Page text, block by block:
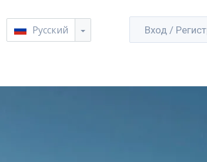
Русский Вход /